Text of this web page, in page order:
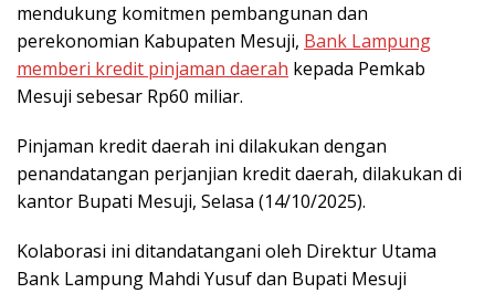
mendukung komitmen pembangunan dan
perekonomian Kabupaten Mesuji, Bank Lampung
memberi kredit pinjaman daerah kepada Pemkab
Mesuji sebesar Rp60 miliar.
Pinjaman kredit daerah ini dilakukan dengan
penandatangan perjanjian kredit daerah, dilakukan di
kantor Bupati Mesuji, Selasa (14/10/2025).
Kolaborasi ini ditandatangani oleh Direktur Utama
Bank Lampung Mahdi Yusuf dan Bupati Mesuji